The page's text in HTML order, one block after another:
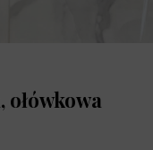
ołówkowa